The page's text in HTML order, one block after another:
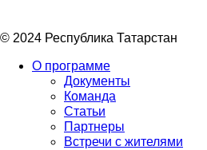
© 2024 Республика Татарстан
О программе
Документы
Команда
Статьи
Партнеры
Встречи с жителями